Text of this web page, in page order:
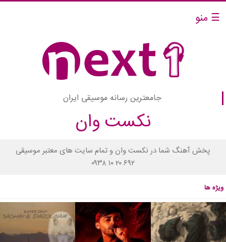
☰ منو
جامعترین رسانه موسیقی ایران
نکست وان
پخش آهنگ شما در نکست وان و تمام سایت های معتبر موسیقی
۰۹۳۸ ۱۰ ۲۰ ۶۹۲
ویژه ها